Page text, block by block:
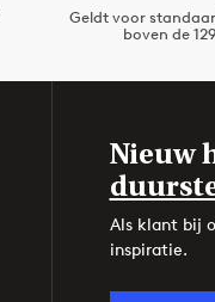
Geldt voor
boven de
Nieuw
Als klant bij
inspiratie.